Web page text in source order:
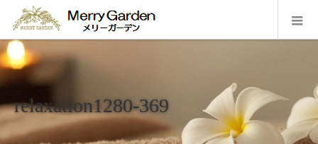
relaxation1280-369